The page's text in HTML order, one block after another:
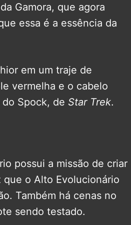
Gamora, que agora
essa é a essência da
em um traje de
vermelha e o cabelo
Spock, de Star Trek.
possui a missão de criar
o Alto Evolucionário
Também há cenas no
sendo testado.